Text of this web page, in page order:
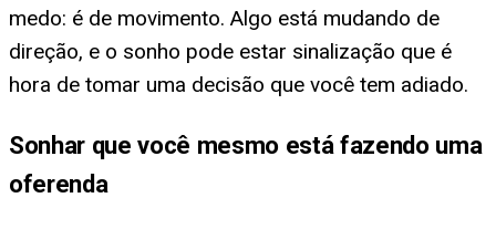
medo: é de movimento. Algo está mudando de
direção, e o sonho pode estar sinalização que é
hora de tomar uma decisão que você tem adiado.
Sonhar que você mesmo está fazendo uma
oferenda